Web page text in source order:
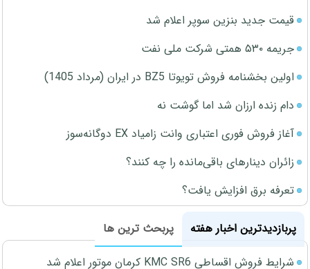
قیمت جدید بنزین سوپر اعلام شد
جریمه ۵۳۰ همتی شرکت ملی نفت
اولین بخشنامه فروش تویوتا BZ5 در ایران (مرداد 1405)
دام زنده ارزان شد اما گوشت نه
آغاز فروش فوری اعتباری وانت زامیاد EX دوگانه‌سوز
زائران دینارهای باقی‌مانده را چه کنند؟
تعرفه برق افزایش یافت؟
پربازدیدترین اخبار هفته
پربحث ترین ها
شرایط فروش اقساطی KMC SR6 کرمان موتور اعلام شد